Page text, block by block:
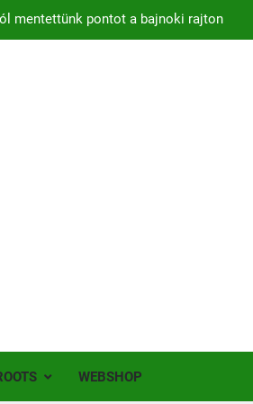
– hazai pályán rajtol az Érdi VSE!
200 játékos lépett pályára Érden
tovább a MOL Magyar Kupában
– hazai pályán rajtol az Érdi VSE!
200 játékos lépett pályára Érden
WEBSHOP